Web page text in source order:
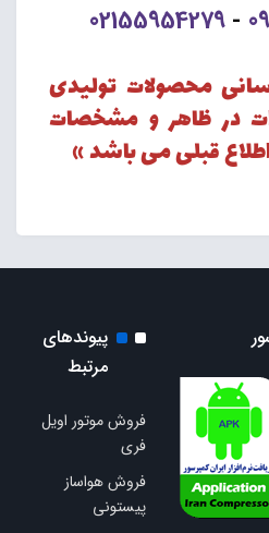
-
02155954279
محصولات تولیدی
در ظاهر و مشخصات
قبلی می باشد »
پیوندهای
مرتبط
فروش موتور اویل
فری
فروش هواساز
پیستونی